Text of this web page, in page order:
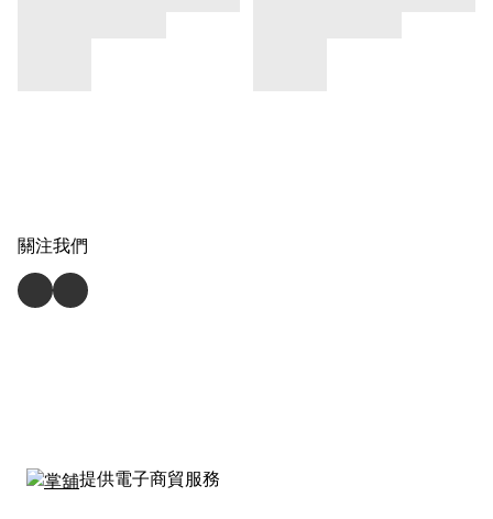
關注我們
提供電子商貿服務